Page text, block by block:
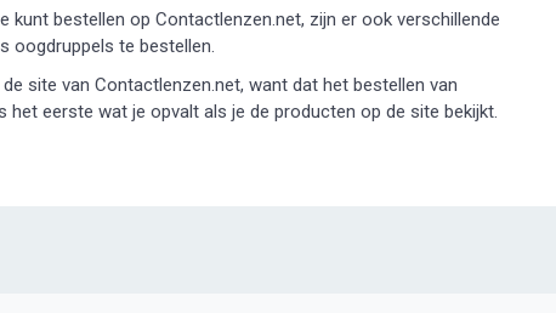
bestellen op Contactlenzen.net, zijn er ook verschillende
oogdruppels te bestellen.
site van Contactlenzen.net, want dat het bestellen van
eerste wat je opvalt als je de producten op de site bekijkt.